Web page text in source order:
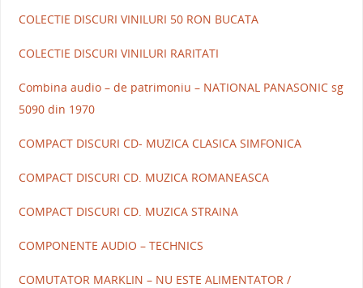
COLECTIE DISCURI VINILURI 50 RON BUCATA
COLECTIE DISCURI VINILURI RARITATI
Combina audio – de patrimoniu – NATIONAL PANASONIC sg
5090 din 1970
COMPACT DISCURI CD- MUZICA CLASICA SIMFONICA
COMPACT DISCURI CD. MUZICA ROMANEASCA
COMPACT DISCURI CD. MUZICA STRAINA
COMPONENTE AUDIO – TECHNICS
COMUTATOR MARKLIN – NU ESTE ALIMENTATOR /